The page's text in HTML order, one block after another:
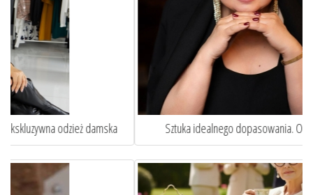
Sztuka idealnego dopasowania. Oto jak szycie na miarę ...